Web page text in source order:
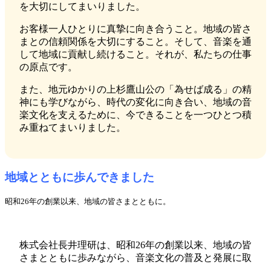
を大切にしてまいりました。
お客様一人ひとりに真摯に向き合うこと。地域の皆さ
まとの信頼関係を大切にすること。そして、音楽を通
して地域に貢献し続けること。それが、私たちの仕事
の原点です。
また、地元ゆかりの上杉鷹山公の「為せば成る」の精
神にも学びながら、時代の変化に向き合い、地域の音
楽文化を支えるために、今できることを一つひとつ積
み重ねてまいりました。
地域とともに歩んできました
昭和26年の創業以来、地域の皆さまとともに。
株式会社長井理研は、昭和26年の創業以来、地域の皆
さまとともに歩みながら、音楽文化の普及と発展に取